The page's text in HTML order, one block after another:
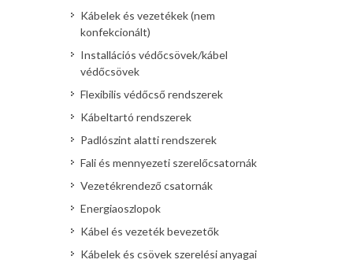
Kábelek és vezetékek (nem
konfekcionált)
Installációs védőcsövek/kábel
védőcsövek
Flexibilis védőcső rendszerek
Kábeltartó rendszerek
Padlószint alatti rendszerek
Fali és mennyezeti szerelőcsatornák
Vezetékrendező csatornák
Energiaoszlopok
Kábel és vezeték bevezetők
Kábelek és csövek szerelési anyagai